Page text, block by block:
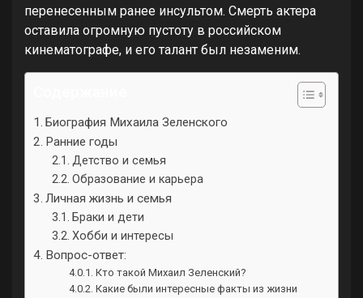
перенесенным ранее инсультом. Смерть актера
оставила огромную пустоту в российском
кинематографе, и его талант был незаменим.
Биография Михаила Зеленского
Ранние годы
Детство и семья
Образование и карьера
Личная жизнь и семья
Браки и дети
Хобби и интересы
Вопрос-ответ:
Кто такой Михаил Зеленский?
Какие были интересные факты из жизни